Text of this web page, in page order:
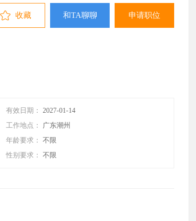
收藏 和TA聊聊 申请职位
有效日期：
2027-01-14
工作地点：
广东潮州
年龄要求：
不限
性别要求： 不限